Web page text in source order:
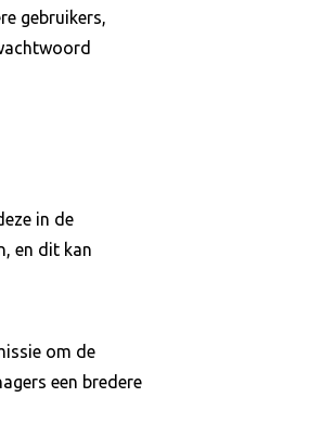
gebruikers,
in de
en dit kan
om de
een bredere